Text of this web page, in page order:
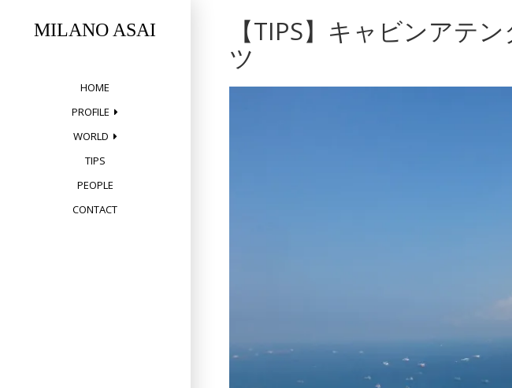
contentMILANO ASAI
HOME
PROFILE
WORLD
TIPS
PEOPLE
CONTACT
【TIPS】キャビンアテ
ツ